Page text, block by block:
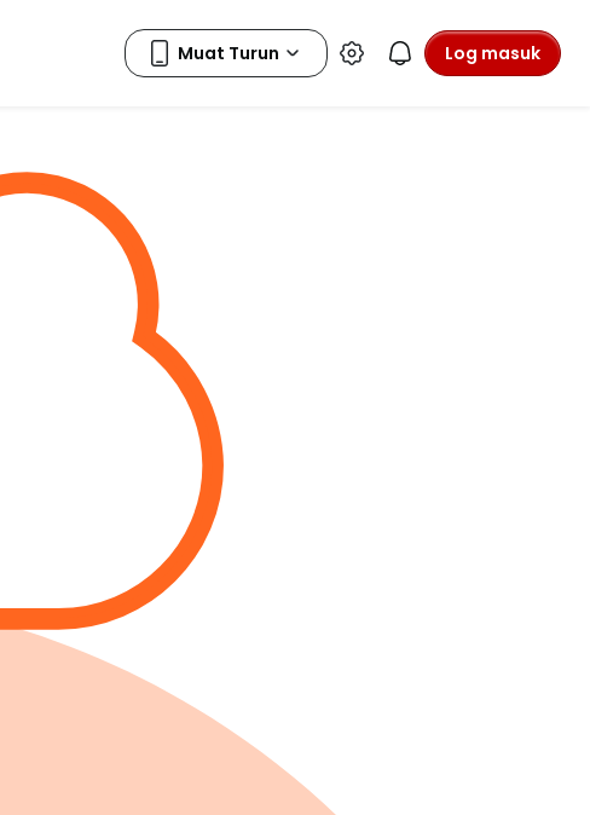
Log masuk